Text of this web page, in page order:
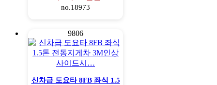
no.18973
9806
신차급 도요타 8FB 좌식 1.5